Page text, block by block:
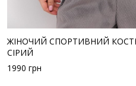
ЖІНОЧИЙ СПОРТИВНИЙ
СІРИЙ
1990 грн